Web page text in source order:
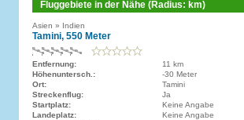
Fluggebiete in der Nähe (Radius: km)
Asien » Indien
Tamini, 550 Meter
Entfernung:
11 km
Höhenuntersch.:
-30 Meter
Ort:
Tamini
Streckenflug:
Ja
Startplatz:
Keine Angabe
Landeplatz:
Keine Angabe